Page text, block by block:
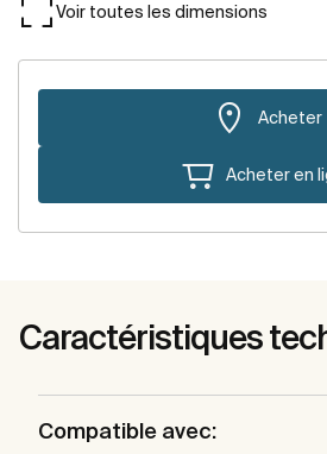
Voir toutes les dimensions
Acheter
Acheter en
Caractéristiques
Compatible avec: